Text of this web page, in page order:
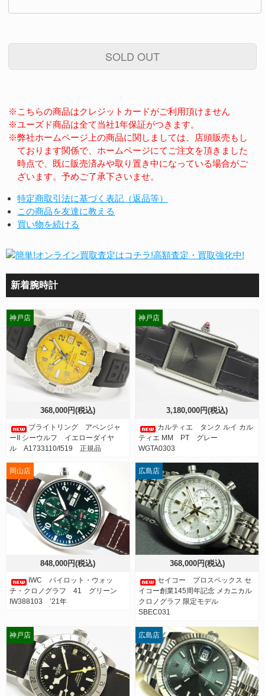
SOLD OUT
※こちらの商品はクレジットカードがご利用頂けません
※ユーズド商品は全て当社1年保証がつきます。
※弊社ホームページ上の商品に関しましては、店頭販売もし
ております関係で、ホームページにてご注文を頂きました
時点で、既に販売済みや取り置き中になっている場合がご
ざいます。予めご了承下さいませ。
特定商取引法に基づく表記（返品等）
この商品を友達に教える
買い物を続ける
新着腕時計
368,000円(税込)
ブライトリング アベンジャ
ーII シーウルフ イエローダイヤ
ル A1733110/I519 正規品
神戸店
3,180,000円(税込)
カルティエ タンク ルイ カル
ティエ MM PT グレー
WGTA0303
神戸店
848,000円(税込)
IWC パイロット・ウォッ
チ・クロノグラフ 41 グリーン
IW388103 ’21年
岡山店
368,000円(税込)
セイコー プロスペックス セ
イコー創業145周年記念 メカニカル
クロノグラフ 限定モデル
SBEC031
広島店
神戸店 広島店